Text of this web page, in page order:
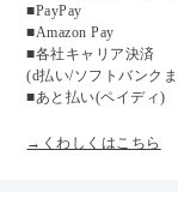
■PayPay
■Amazon Pay
■各社キャリア決済
(d払い/ソフトバンク
■あと払い(ペイディ)
→くわしくはこちら